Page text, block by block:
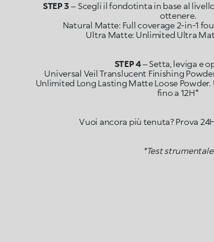
STEP 3– Scegli il fondotinta in base al
ottenere.
Natural Matte: Full coverage 2-in-1
STEP 4– Setta, leviga e
Universal Veil Translucent Finishing
Unlimited Long Lasting Matte Loose Powder.
fino a 12H*
Vuoi ancora più tenuta? Prova 24H
*Test strumentale